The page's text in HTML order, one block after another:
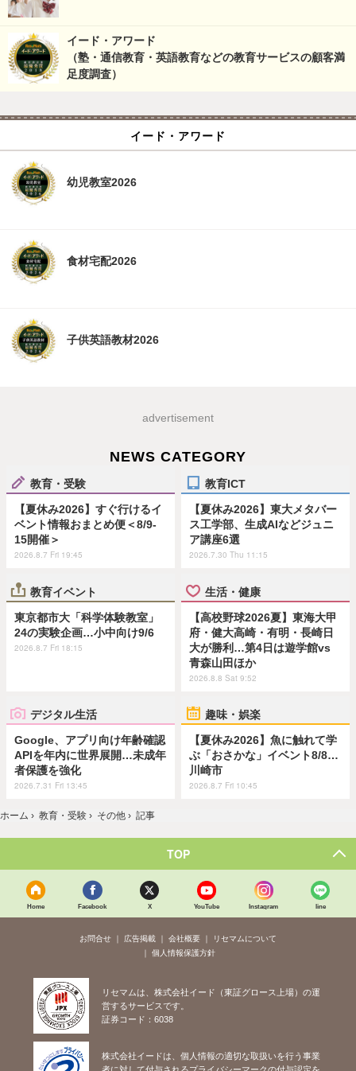
イード・アワード
（塾・通信教育・英語教育などの教育サービスの顧客満
足度調査）
イード・アワード
幼児教室2026
食材宅配2026
子供英語教材2026
advertisement
NEWS CATEGORY
教育・受験
【夏休み2026】すぐ行けるイ
ベント情報おまとめ便＜8/9-
15開催＞
2026.8.7 Fri 19:45
教育ICT
【夏休み2026】東大メタバー
ス工学部、生成AIなどジュニ
ア講座6選
2026.7.30 Thu 11:15
教育イベント
東京都市大「科学体験教室」
24の実験企画…小中向け9/6
2026.8.7 Fri 18:15
生活・健康
【高校野球2026夏】東海大甲
府・健大高崎・有明・長崎日
大が勝利…第4日は遊学館vs
青森山田ほか
2026.8.8 Sat 9:52
デジタル生活
Google、アプリ向け年齢確認
APIを年内に世界展開…未成年
者保護を強化
2026.7.31 Fri 13:45
趣味・娯楽
【夏休み2026】魚に触れて学
ぶ「おさかな」イベント8/8…
川崎市
2026.8.7 Fri 10:45
ホーム › 教育・受験 › その他 › 記事
TOP
Home Facebook X YouTube Instagram line
お問合せ 広告掲載 会社概要
リセマムについて
個人情報保護方針
リセマムは、株式会社イード（東証グロース上場）の運
営するサービスです。
証券コード：6038
株式会社イードは、個人情報の適切な取扱いを行う事業
者に対して付与されるプライバシーマークの付与認定を